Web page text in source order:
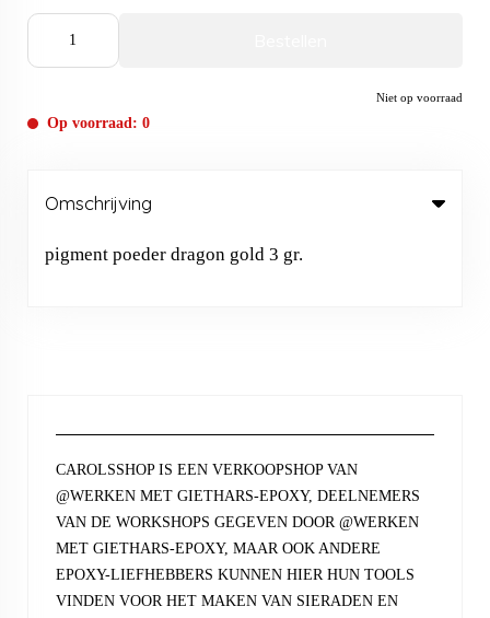
Niet op voorraad
Op voorraad: 0
Omschrijving
pigment poeder dragon gold 3 gr.
CAROLSSHOP IS EEN VERKOOPSHOP VAN
@WERKEN MET GIETHARS-EPOXY, DEELNEMERS
VAN DE WORKSHOPS GEGEVEN DOOR @WERKEN
MET GIETHARS-EPOXY, MAAR OOK ANDERE
EPOXY-LIEFHEBBERS KUNNEN HIER HUN TOOLS
VINDEN VOOR HET MAKEN VAN SIERADEN EN